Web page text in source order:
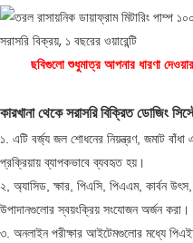
ছবিগুলো শুধুমাত্র আপনার ধারণা
কারখানা থেকে সরাসরি বিক্রিত ডোজিং
১. এটি বর্জ্য জল শোধনের নিয়ন্ত্রণ, জমাট
প্রক্রিয়ায় ব্যাপকভাবে ব্যবহৃত হয়।
২, অ্যাসিড, ক্ষার, পিএসি, পিএএম, কার্বন উৎস,
উপাদানগুলোর স্বয়ংক্রিয় সংযোজন অর্জন করা।
৩. অনলাইন পরীক্ষার আইটেমগুলোর মধ্যে